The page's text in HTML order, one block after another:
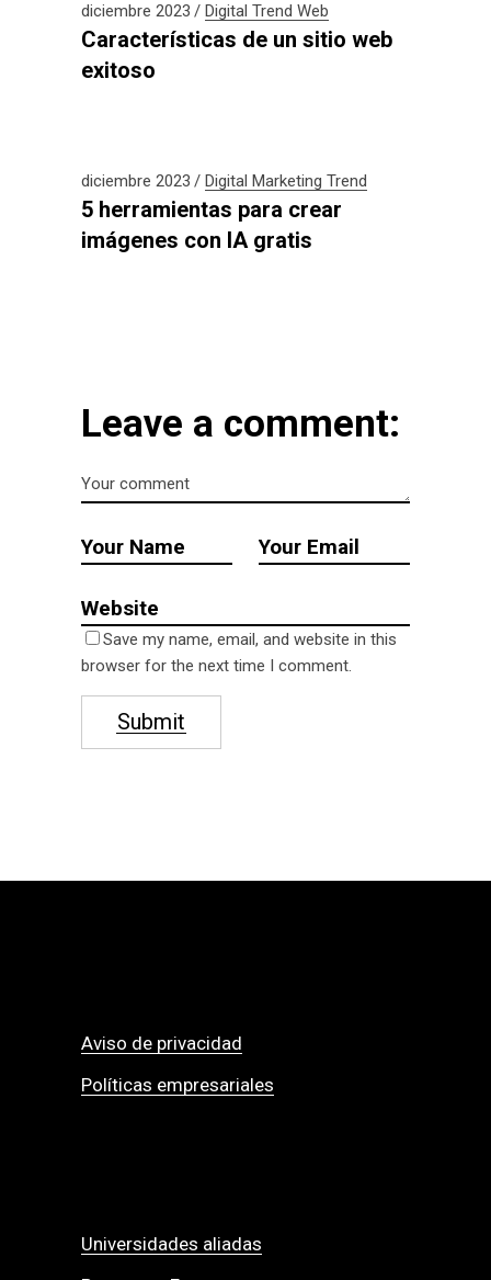
diciembre 2023 Digital Trend Web
Características de un sitio web
exitoso
diciembre 2023 Digital Marketing Trend
5 herramientas para crear
imágenes con IA gratis
Leave a comment:
Save my name, email, and website in this
browser for the next time I comment.
Submit
Aviso de privacidad
Políticas empresariales
Universidades aliadas